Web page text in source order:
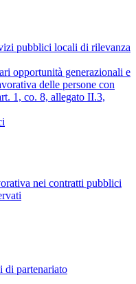
pubblici locali di rilevanza
opportunità generazionali e
delle persone con
1, co. 8, allegato II.3,
nei contratti pubblici
di partenariato